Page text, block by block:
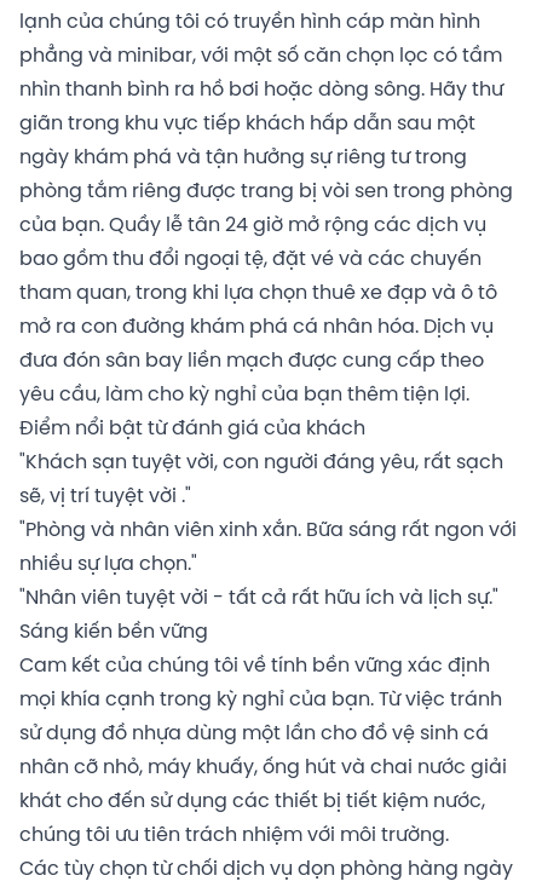
lạnh của chúng tôi có truyền hình cáp màn hình
phẳng và minibar, với một số căn chọn lọc có tầm
nhìn thanh bình ra hồ bơi hoặc dòng sông. Hãy thư
giãn trong khu vực tiếp khách hấp dẫn sau một
ngày khám phá và tận hưởng sự riêng tư trong
phòng tắm riêng được trang bị vòi sen trong phòng
của bạn. Quầy lễ tân 24 giờ mở rộng các dịch vụ
bao gồm thu đổi ngoại tệ, đặt vé và các chuyến
tham quan, trong khi lựa chọn thuê xe đạp và ô tô
mở ra con đường khám phá cá nhân hóa. Dịch vụ
đưa đón sân bay liền mạch được cung cấp theo
yêu cầu, làm cho kỳ nghỉ của bạn thêm tiện lợi.
Điểm nổi bật từ đánh giá của khách
"Khách sạn tuyệt vời, con người đáng yêu, rất sạch
sẽ, vị trí tuyệt vời ."
"Phòng và nhân viên xinh xắn. Bữa sáng rất ngon với
nhiều sự lựa chọn."
"Nhân viên tuyệt vời - tất cả rất hữu ích và lịch sự."
Sáng kiến ​​bền vững
Cam kết của chúng tôi về tính bền vững xác định
mọi khía cạnh trong kỳ nghỉ của bạn. Từ việc tránh
sử dụng đồ nhựa dùng một lần cho đồ vệ sinh cá
nhân cỡ nhỏ, máy khuấy, ống hút và chai nước giải
khát cho đến sử dụng các thiết bị tiết kiệm nước,
chúng tôi ưu tiên trách nhiệm với môi trường.
Các tùy chọn từ chối dịch vụ dọn phòng hàng ngày